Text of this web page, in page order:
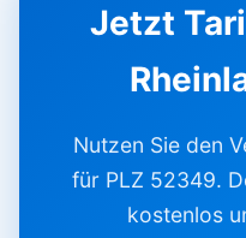
Jetzt
Nutzen Sie den
für PLZ 52349.
kostenlos